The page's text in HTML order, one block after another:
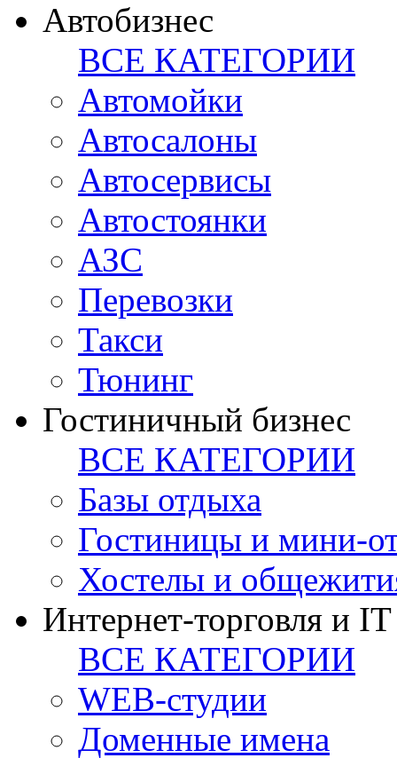
Автобизнес
ВСЕ КАТЕГОРИИ
Автомойки
Автосалоны
Автосервисы
Автостоянки
АЗС
Перевозки
Такси
Тюнинг
Гостиничный бизнес
ВСЕ КАТЕГОРИИ
Базы отдыха
Гостиницы и мини-
Хостелы и
Интернет-торговля и IT
ВСЕ КАТЕГОРИИ
WEB-студии
Доменные имена